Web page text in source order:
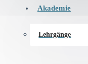
Akademie
Lehrgänge